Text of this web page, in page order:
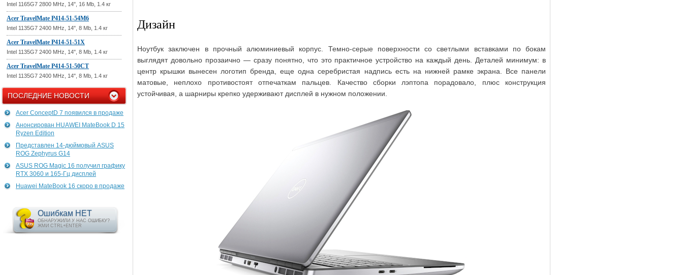
Intel 1165G7 2800 MHz, 14", 16 Mb, 1.4 кг
Acer TravelMate P414-51-54M6
Intel 1135G7 2400 MHz, 14", 8 Mb, 1.4 кг
Acer TravelMate P414-51-51X
Intel 1135G7 2400 MHz, 14", 8 Mb, 1.4 кг
Acer TravelMate P414-51-50CT
Intel 1135G7 2400 MHz, 14", 8 Mb, 1.4 кг
ПОСЛЕДНИЕ НОВОСТИ
Acer ConceptD 7 появился в продаже
Анонсирован HUAWEI MateBook D 15
Ryzen Edition
Представлен 14-дюймовый ASUS
ROG Zephyrus G14
ASUS ROG Magic 16 получил графику
RTX 3060 и 165-Гц дисплей
Huawei MateBook 16 скоро в продаже
Ошибкам НЕТ
ОБНАРУЖИЛИ У НАС ОШИБКУ?
ЖМИ CTRL+ENTER
Дизайн
Ноутбук заключен в прочный алюминиевый корпус. Темно-серые поверхности со светлыми вставками по бокам
выглядят довольно прозаично — сразу понятно, что это практичное устройство на каждый день. Деталей минимум: в
центр крышки вынесен логотип бренда, еще одна серебристая надпись есть на нижней рамке экрана. Все панели
матовые, неплохо противостоят отпечаткам пальцев. Качество сборки лэптопа порадовало, плюс конструкция
устойчивая, а шарниры крепко удерживают дисплей в нужном положении.